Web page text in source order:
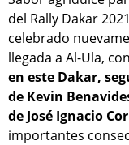
del Rally Dakar
celebrado
llegada a Al-Ula, con
en este Dakar,
de Kevin
de José Ignacio
importantes